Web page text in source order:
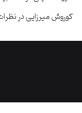
کوروش میرزاییدر